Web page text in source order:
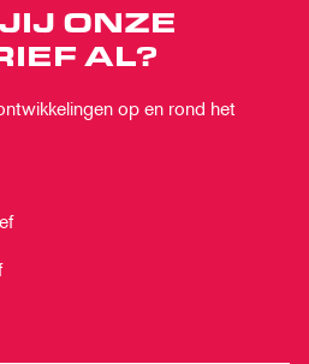
ONZE
AL?
op en rond het